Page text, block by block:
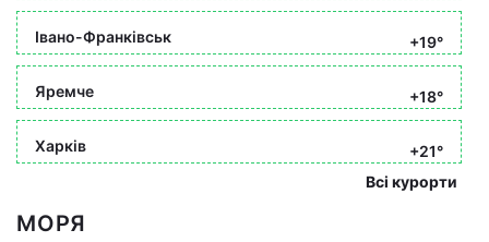
Івано-Франківськ +19°
Яремче +18°
Харків
+21°
Всі курорти
МОРЯ